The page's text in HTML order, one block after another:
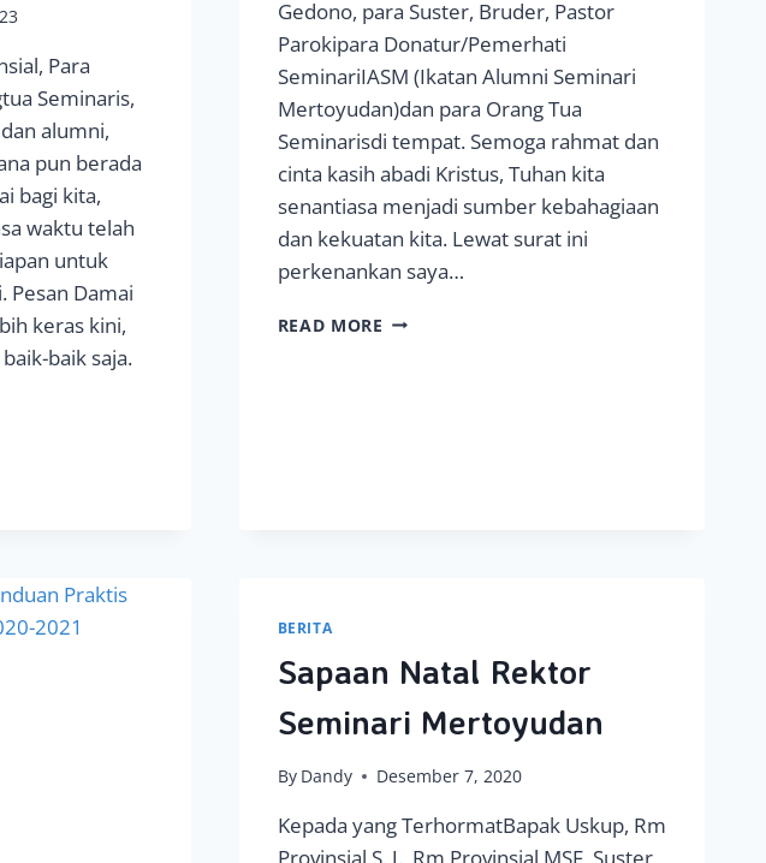
Para
Seminaris,
alumni,
pun berada
bagi kita,
waktu telah
untuk
Pesan Damai
keras kini,
baik saja.
Gedono, para Suster, Bruder, Pastor
Parokipara Donatur/Pemerhati
SeminariIASM (Ikatan Alumni Seminari
Mertoyudan)dan para Orang Tua
Seminarisdi tempat. Semoga rahmat dan
cinta kasih abadi Kristus, Tuhan kita
senantiasa menjadi sumber kebahagiaan
dan kekuatan kita. Lewat surat ini
perkenankan saya…
READ MORE JIKA
BERITA
Sapaan Natal Rektor
Seminari Mertoyudan
By Dandy Desember 7, 2020
Kepada yang TerhormatBapak Uskup, Rm